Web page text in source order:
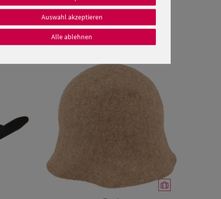
Auswahl akzeptieren
Alle ablehnen